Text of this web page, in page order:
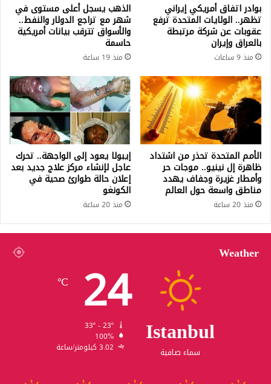
بوادر اتفاق أمريكي إيراني
تظهر.. الولايات المتحدة ترفع
عقوبات عن شركة مرتبطة
بالعراق وإيران
منذ 9 ساعات
الذهب يسجل أعلى مستوى في
شهر مع تراجع الدولار والنفط..
والأسواق تترقب بيانات أمريكية
حاسمة
منذ 19 ساعة
الأمم المتحدة تحذر من اشتداد
ظاهرة إل نينيو.. موجات حر
وأمطار غزيرة وجفاف يهدد
مناطق واسعة حول العالم
منذ 20 ساعة
إيبولا يعود إلى الواجهة.. تحرك
عاجل لإنشاء مركز علاج جديد بعد
إعلان حالة طوارئ صحية في
الكونغو
منذ 20 ساعة
Weather
Istanbul
سماء صافية
24
℃
100%
3.02 كيلومتر/ساعة